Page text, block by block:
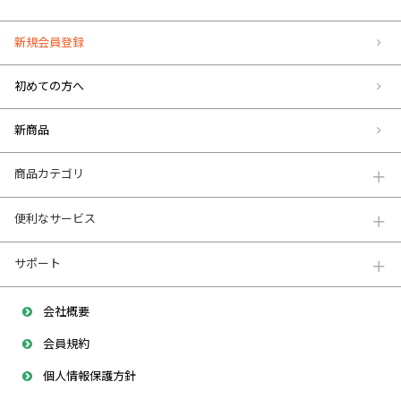
新規会員登録
初めての方へ
新商品
商品カテゴリ
便利なサービス
サポート
会社概要
会員規約
個人情報保護方針